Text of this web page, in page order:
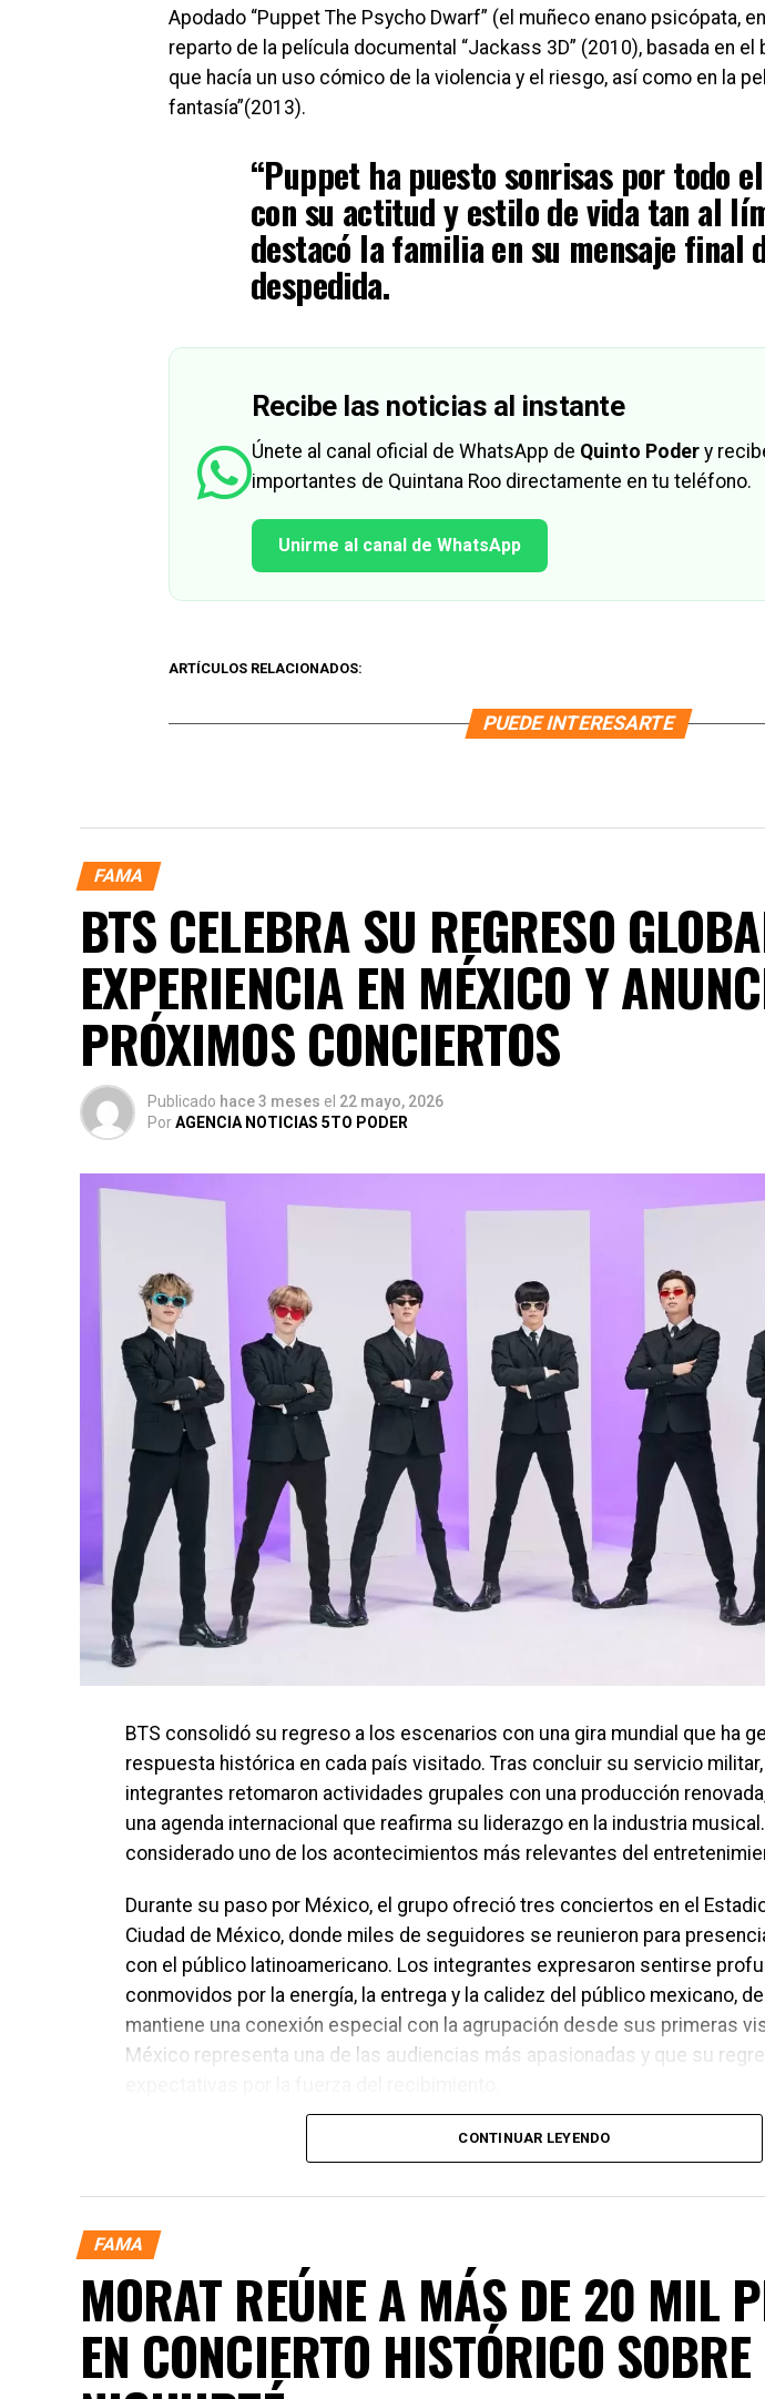
Apodado “Puppet The Psycho Dwarf” (el muñeco enano psicópata,
reparto de la película documental “Jackass 3D” (2010), basada en el
que hacía un uso cómico de la violencia y el riesgo, así como en la
fantasía”(2013).
“Puppet ha puesto sonrisas por todo
con su actitud y estilo de vida tan al
destacó la familia en su mensaje final
despedida.
Recibe las noticias al instante
Únete al canal oficial de WhatsApp de Quinto Poder y
importantes de Quintana Roo directamente en tu teléfono.
Unirme al canal de WhatsApp
ARTÍCULOS RELACIONADOS:
PUEDE INTERESARTE
FAMA
BTS CELEBRA SU REGRESO
EXPERIENCIA EN MÉXICO Y
PRÓXIMOS CONCIERTOS
Publicado hace 3 meses el 22 mayo, 2026
PorAGENCIA NOTICIAS 5TO PODER
BTS consolidó su regreso a los escenarios con una gira mundial que ha
respuesta histórica en cada país visitado. Tras concluir su servicio
integrantes retomaron actividades grupales con una producción
una agenda internacional que reafirma su liderazgo en la industria
considerado uno de los acontecimientos más relevantes del
Durante su paso por México, el grupo ofreció tres conciertos en el
Ciudad de México, donde miles de seguidores se reunieron para
con el público latinoamericano. Los integrantes expresaron sentirse
conmovidos por la energía, la entrega y la calidez del público mexicano,
mantiene una conexión especial con la agrupación desde sus primeras
México representa una de las audiencias más apasionadas y que su
CONTINUAR LEYENDO
FAMA
MORAT REÚNE A MÁS DE 20 MIL
EN CONCIERTO HISTÓRICO